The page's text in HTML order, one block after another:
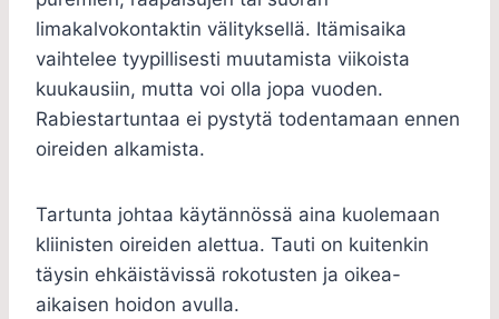
limakalvokontaktin välityksellä. Itämisaika
vaihtelee tyypillisesti muutamista viikoista
kuukausiin, mutta voi olla jopa vuoden.
Rabiestartuntaa ei pystytä todentamaan ennen
oireiden alkamista.
Tartunta johtaa käytännössä aina kuolemaan
kliinisten oireiden alettua. Tauti on kuitenkin
täysin ehkäistävissä rokotusten ja oikea-
aikaisen hoidon avulla.